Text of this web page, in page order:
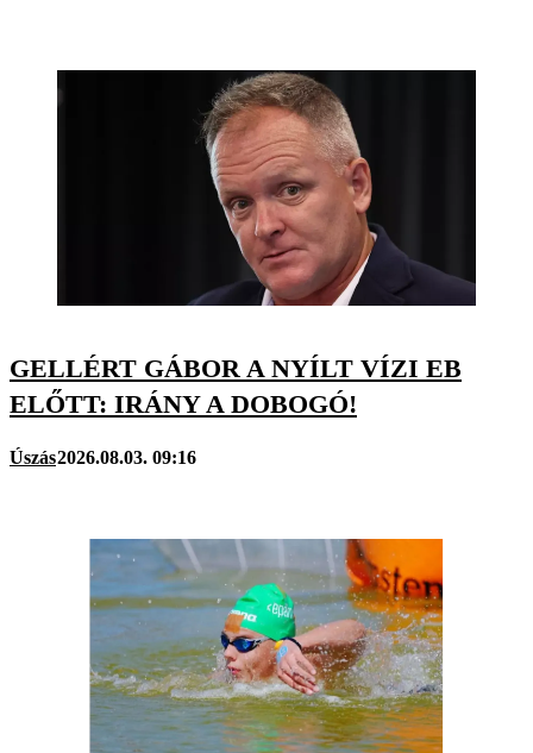
GELLÉRT GÁBOR A NYÍLT VÍZI EB
ELŐTT: IRÁNY A DOBOGÓ!
Úszás2026.08.03. 09:16